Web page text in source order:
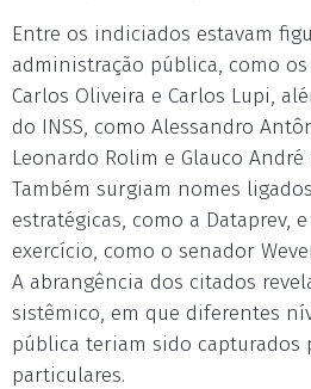
Entre os indiciados estavam
administração pública, como
Carlos Oliveira e Carlos Lupi,
do INSS, como Alessandro
Leonardo Rolim e Glauco André
Também surgiam nomes
estratégicas, como a Dataprev,
exercício, como o senador
A abrangência dos citados
sistêmico, em que diferentes
pública teriam sido capturados
particulares.